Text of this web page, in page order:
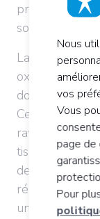
protéger la
son hydratation.
La vitamine E
oxydatif grâce
dommages
Cependant, il
rayons du
tissus
de ce
réaction peut
un excès de
Nous
vos
Vous
page de
Pour